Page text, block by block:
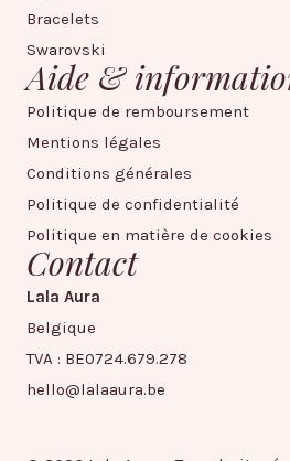
Bracelets
Swarovski
Aide &
Politique de remboursement
Mentions légales
Conditions générales
Politique de confidentialité
Politique en matière de cookies
Contact
Lala Aura
Belgique
TVA : BE0724.679.278
hello@lalaaura.be